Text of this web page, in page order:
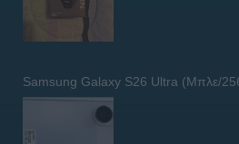
Samsung Galaxy S26 Ultra (Μπλε/